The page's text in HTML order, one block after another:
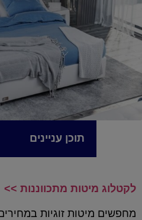
תוכן עניינים
לקטלוג מיטות מתכווננות >>
מחפשים מיטות זוגיות